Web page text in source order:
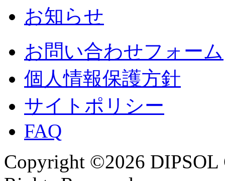
お知らせ
お問い合わせフォーム
個人情報保護方針
サイトポリシー
FAQ
Copyright ©2026